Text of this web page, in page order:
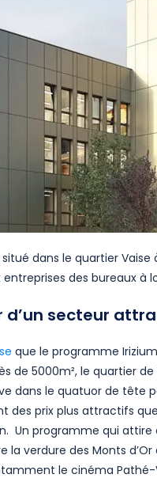
dans le quartier
des bureaux à
secteur
que le programme
de 5000m², le quartier
dans le quatuor de
des prix plus attractifs
Un programme qui
verdure des Monts
le cinéma